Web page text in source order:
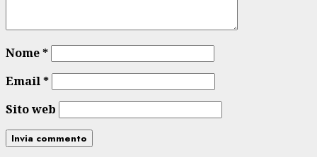
Nome*
Email*
Sito web